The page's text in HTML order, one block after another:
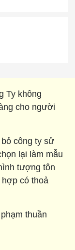
Ty không
cho người
công ty sử
lại làm mẫu
tượng tôn
có thoả
thuần